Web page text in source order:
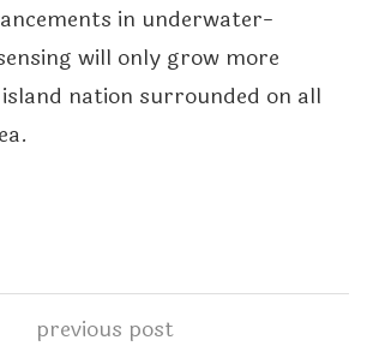
in underwater-
will only grow more
nation surrounded on all
previous post